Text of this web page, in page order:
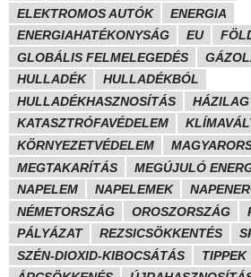
ELEKTROMOS AUTÓK
ENERGIA
ENERGIAHATÉKONYSÁG
EU
GLOBÁLIS FELMELEGEDÉS
HULLADÉK
HULLADÉKBÓL
HULLADÉKHASZNOSÍTÁS
HÁZILAG
KATASZTRÓFAVÉDELEM
KÖRNYEZETVÉDELEM
MEGTAKARÍTÁS
MEGÚJULÓ
NAPELEM
NAPELEMEK
NÉMETORSZÁG
OROSZORSZÁG
PÁLYÁZAT
REZSICSÖKKENTÉS
SZÉN-DIOXID-KIBOCSÁTÁS
TIPPEK